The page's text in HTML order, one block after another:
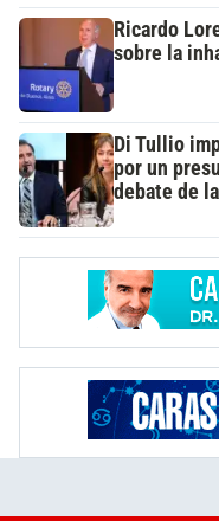
Ricardo
sobre la
Di Tullio
por un
debate de